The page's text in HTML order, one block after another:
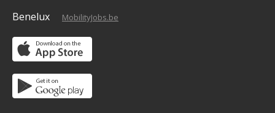
Benelux MobilityJobs.be